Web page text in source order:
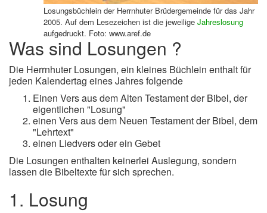
Losungsbüchlein der Herrnhuter Brüdergemeinde für das Jahr
2005. Auf dem Lesezeichen ist die jeweilige Jahreslosung
aufgedruckt. Foto: www.aref.de
Was sind Losungen ?
Die Herrnhuter Losungen, ein kleines Büchlein enthalt für
jeden Kalendertag eines Jahres folgende
Einen Vers aus dem Alten Testament der Bibel, der
eigentlichen "Losung"
einen Vers aus dem Neuen Testament der Bibel, dem
"Lehrtext"
einen Liedvers oder ein Gebet
Die Losungen enthalten keinerlei Auslegung, sondern
lassen die Bibeltexte für sich sprechen.
1. Losung